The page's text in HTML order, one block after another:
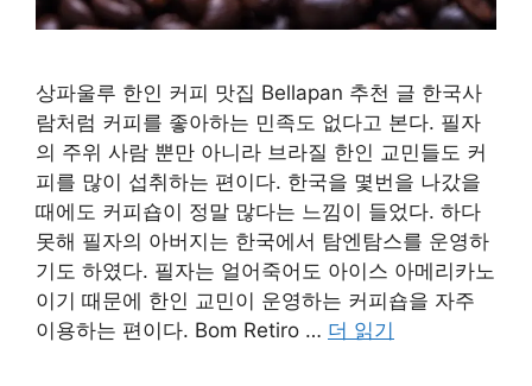
상파울루 한인 커피 맛집 Bellapan 추천 글 한국사
람처럼 커피를 좋아하는 민족도 없다고 본다. 필자
의 주위 사람 뿐만 아니라 브라질 한인 교민들도 커
피를 많이 섭취하는 편이다. 한국을 몇번을 나갔을
때에도 커피숍이 정말 많다는 느낌이 들었다. 하다
못해 필자의 아버지는 한국에서 탐엔탐스를 운영하
기도 하였다. 필자는 얼어죽어도 아이스 아메리카노
이기 때문에 한인 교민이 운영하는 커피숍을 자주
이용하는 편이다. Bom Retiro … 더 읽기